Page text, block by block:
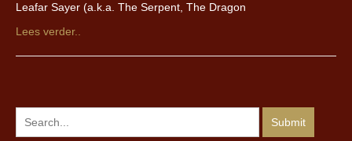
Leafar Sayer (a.k.a. The Serpent, The Dragon
Lees verder..